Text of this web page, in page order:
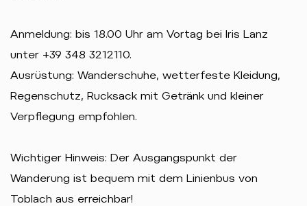
Anmeldung: bis 18.00 Uhr am Vortag bei Iris Lanz
unter +39 348 3212110.
Ausrüstung: Wanderschuhe, wetterfeste Kleidung,
Regenschutz, Rucksack mit Getränk und kleiner
Verpflegung empfohlen.
Wichtiger Hinweis: Der Ausgangspunkt der
Wanderung ist bequem mit dem Linienbus von
Toblach aus erreichbar!